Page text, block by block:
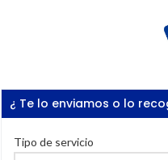
¿ Te lo enviamos o lo
Tipo de servicio